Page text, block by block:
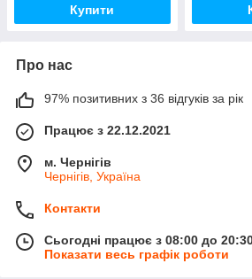
Купити
Про нас
97% позитивних з 36 відгуків за рік
Працює з 22.12.2021
м. Чернігів
Чернігів, Україна
Контакти
Сьогодні працює з 08:00 до
Показати весь графік роботи